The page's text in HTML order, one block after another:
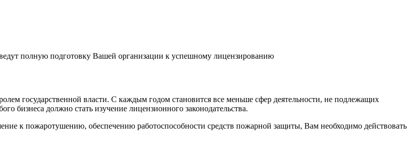
полную подготовку Вашей организации к успешному лицензированию
государственной власти. С каждым годом становится все меньше сфер деятельности, не подлежащих
бизнеса должно стать изучение лицензионного законодательства.
к пожаротушению, обеспечению работоспособности средств пожарной защиты, Вам необходимо действовать